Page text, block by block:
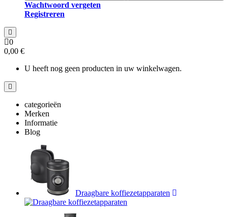
Wachtwoord vergeten
Registreren
0
0,00 €
U heeft nog geen producten in uw winkelwagen.
categorieën
Merken
Informatie
Blog
Draagbare koffiezetapparaten